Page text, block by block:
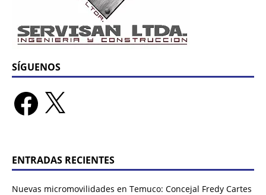
SÍGUENOS
ENTRADAS RECIENTES
Nuevas micromovilidades en Temuco: Concejal Fredy Cartes